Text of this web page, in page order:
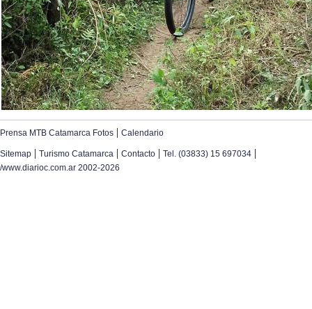
Prensa MTB Catamarca Fotos | Calendario
Sitemap | Turismo Catamarca | Contacto | Tel. (03833) 15 697034 |
/www.diarioc.com.ar 2002-2026